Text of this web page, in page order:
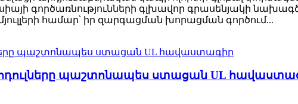
գործառնությունների գլխավոր գրասենյակի
համար՝ իր զարգացման խորացման գործում...
մոդուլները պաշտոնապես ստացան UL